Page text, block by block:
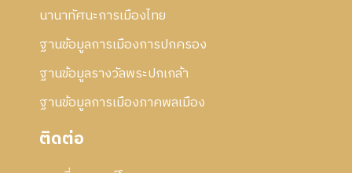
นานาทัศนะการเมืองไทย
ฐานข้อมูลการเมืองการปกครอง
ฐานข้อมูลรางวัลพระปกเกล้า
ฐานข้อมูลการเมืองภาคพลเมือง
ติดต่อ